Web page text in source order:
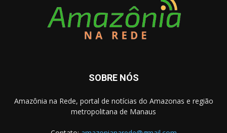
SOBRE NÓS
Amazônia na Rede, portal de notícias do Amazonas e região
metropolitana de Manaus